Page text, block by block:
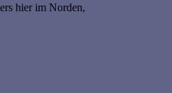
hier im Norden,